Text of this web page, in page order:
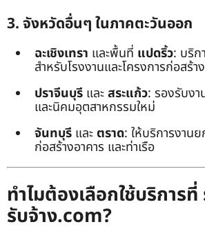
3. จังหวัดอื่นๆ ในภาคตะวันออก
ฉะเชิงเทรา และพื้นที่ แปดริ้ว: บริก
สำหรับโรงงานและโครงการก่อสร้าง
ปราจีนบุรี และสระแก้ว: รองรับง
และนิคมอุตสาหกรรมใหม่
จันทบุรี และ ตราด: ให้บริการงาน
ก่อสร้างอาคาร และท่าเรือ
ทำไมต้องเลือกใช้บริการที่
รับจ้าง.com?